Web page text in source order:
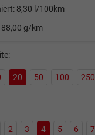
8,30 l/100km
g/km
20 50 100 250
2 3 4 5 6 7